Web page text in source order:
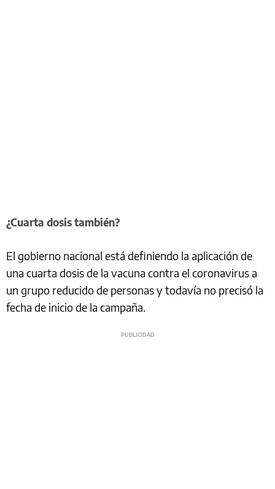
¿Cuarta dosis también?
El gobierno nacional está definiendo la aplicación de
una cuarta dosis de la vacuna contra el coronavirus a
un grupo reducido de personas y todavía no precisó la
fecha de inicio de la campaña.